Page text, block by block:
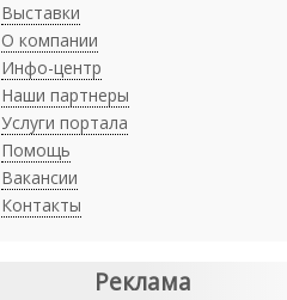
Выставки
О компании
Инфо-центр
Наши партнеры
Услуги портала
Помощь
Вакансии
Контакты
Реклама